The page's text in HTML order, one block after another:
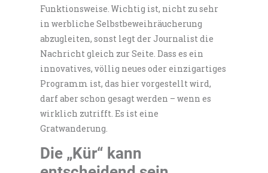
Funktionsweise. Wichtig ist, nicht zu sehr
in werbliche Selbstbeweihräucherung
abzugleiten, sonst legt der Journalist die
Nachricht gleich zur Seite. Dass es ein
innovatives, völlig neues oder einzigartiges
Programm ist, das hier vorgestellt wird,
darf aber schon gesagt werden – wenn es
wirklich zutrifft. Es ist eine
Gratwanderung.
Die „Kür“ kann